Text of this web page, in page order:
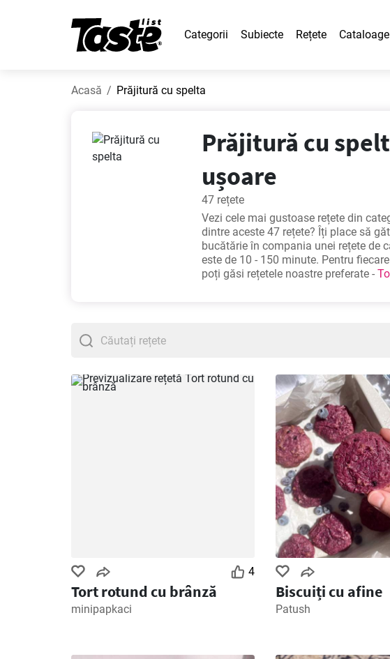
Categorii Subiecte Rețete Cataloage
Acasă Prăjitură cu spelta
Prăjitură cu
ușoare
47 rețete
Vezi cele mai gustoase rețete din
dintre aceste 47 rețete? Îți place să
bucătărie în compania unei rețete de
este de 10 - 150 minute. Pentru
poți găsi rețetele noastre preferate -
4
Tort rotund cu brânză
minipapkaci
Biscuiți cu afine
Patush